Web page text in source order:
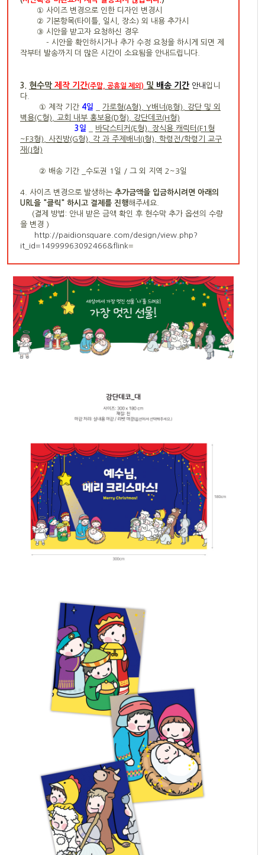
① 사이즈 변경으로 인한 디자인 변경시
② 기본항목(타이틀, 일시, 장소) 외 내용 추가시
③ 시안을 받고자 요청하신 경우
- 시안을 확인하시거나 추가 수정 요청을 하시게 되면 제
작부터 발송까지 더 많은 시간이 소요됨을 안내드립니다.
3. 현수막 제작 기간(주말, 공휴일 제외) 및 배송 기간 안내 입니
다.
① 제작 기간 4일
가로형(A형), Y배너(B형), 강단 및 외
벽용(C형), 교회 내부 홍보용(D형), 강단데코(H형)
3일
바닥스티커(E형), 장식용 캐릭터(F1형
~F3형), 사진방(G형), 각 과 주제배너(I형), 학령전/학령기 교구
재(J형)
② 배송 기간 _수도권 1일 / 그 외 지역 2~3일
4. 사이즈 변경으로 발생하는 추가금액을 입금하시려면 아래의
URL을 "클릭" 하시고 결제를 진행해주세요.
(결제 방법: 안내 받은 금액 확인 후 현수막 추가 옵션의 수량
을 변경 )
http://paidionsquare.com/design/view.php?
it_id=14999963092466&flink=